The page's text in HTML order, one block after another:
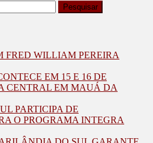
FRED WILLIAM PEREIRA
EM 15 E 16 DE
CENTRAL EM MAUÁ DA
PARTICIPA DE
O PROGRAMA INTEGRA